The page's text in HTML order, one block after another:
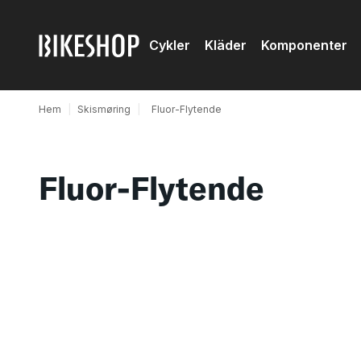
Cykler Kläder Komponenter
Hem Skismøring Fluor-Flytende
Fluor-Flytende